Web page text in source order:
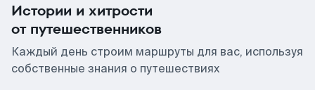
Истории и хитрости
от путешественников
Каждый день строим маршруты для вас, используя
собственные знания о путешествиях